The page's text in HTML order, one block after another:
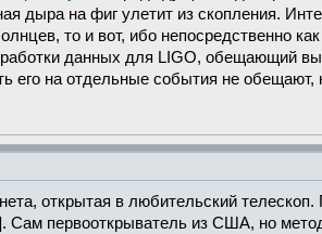
дыра на фиг улетит из скопления.
то и вот, ибо непосредственно
данных для LIGO, обещающий
его на отдельные события не
открытая в любительский
Сам первооткрыватель из США, но